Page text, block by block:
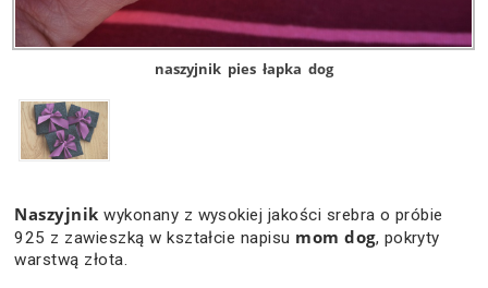
naszyjnik pies łapka dog
Naszyjnikwykonany z wysokiej jakości srebra o próbie
925 z zawieszką w kształcie napisu mom dog, pokryty
warstwą złota.